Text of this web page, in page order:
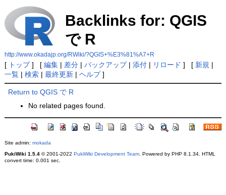
Backlinks for: QGIS
で R
http://www.okadajp.org/RWiki/?QGIS+%E3%81%A7+R
[ トップ] [ 編集| 差分| バックアップ| 添付| リロード ] [ 新規 |
一覧| 検索| 最終更新| ヘルプ]
Return to QGIS で R
No related pages found.
Site admin: mokada
PukiWiki 1.5.4© 2001-2022 PukiWiki Development Team. Powered by PHP 8.1.34. HTML
convert time: 0.001 sec.